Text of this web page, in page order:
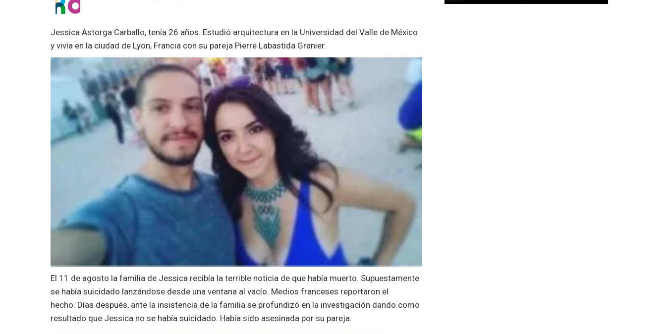
Jessica Astorga Carballo, tenía 26 años. Estudió arquitectura en la Universidad del Valle de México
y vivía en la ciudad de Lyon, Francia con su pareja Pierre Labastida Granier.
El 11 de agosto la familia de Jessica recibía la terrible noticia de que había muerto. Supuestamente
se había suicidado lanzándose desde una ventana al vacío. Medios franceses reportaron el
hecho. Días después, ante la insistencia de la familia se profundizó en la investigación dando como
resultado que Jessica no se había suicidado. Había sido asesinada por su pareja.